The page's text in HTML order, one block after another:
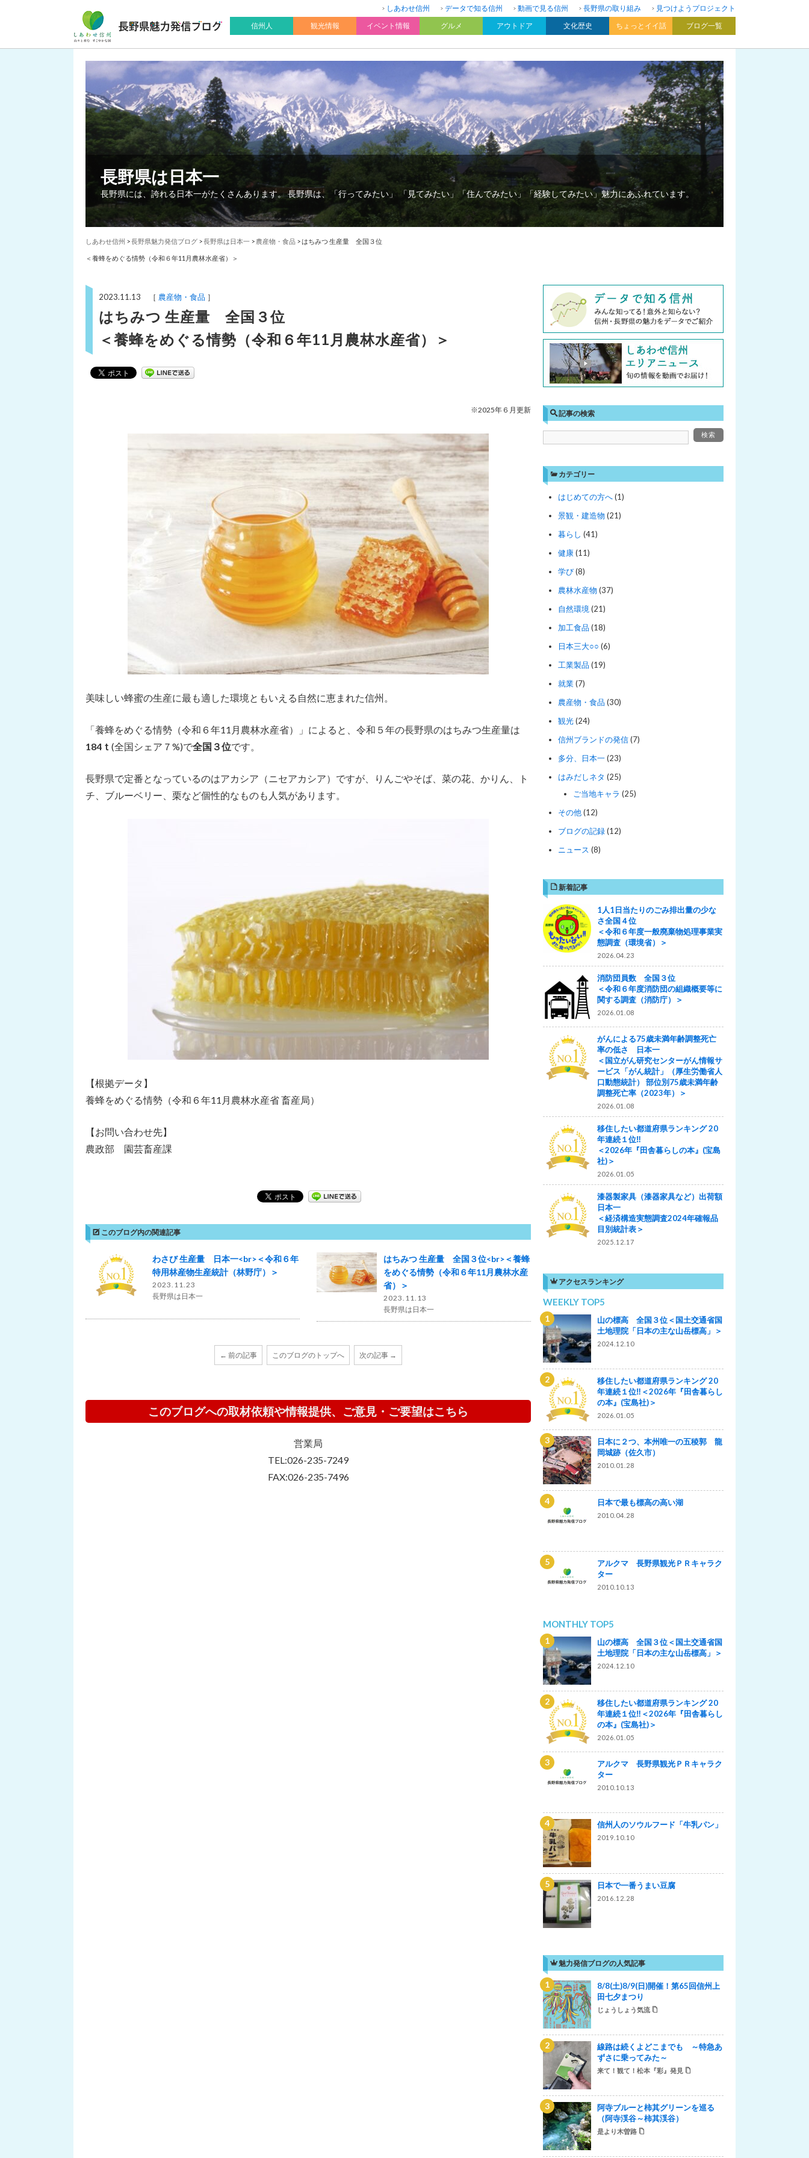
しあわせ信州 データで知る信州 動画で見る信州 長野県の取り組み
見つけようプロジェクト
信州人
観光情報 イベント情報 グルメ アウトドア 文化歴史 ちょっとイイ話 ブログ一覧
長野県は日本一
長野県には、誇れる日本一がたくさんあります。 長野県は、「行ってみたい」 「見てみたい」「住んでみたい」「経験してみたい」魅力にあふれています。
しあわせ信州 >長野県魅力発信ブログ >長野県は日本一 > 農産物・食品 >はちみつ 生産量 全国３位
＜養蜂をめぐる情勢（令和６年11月農林水産省）＞
2023.11.13 ［ 農産物・食品 ］
はちみつ 生産量 全国３位
＜養蜂をめぐる情勢（令和６年11月農林水産省）＞
※2025年６月更新
美味しい蜂蜜の生産に最も適した環境ともいえる自然に恵まれた信州。
「養蜂をめぐる情勢（令和６年11月農林水産省）」によると、令和５年の長野県のはちみつ生産量は
184ｔ (全国シェア７%)で全国３位です。
長野県で定番となっているのはアカシア（ニセアカシア）ですが、りんごやそば、菜の花、かりん、ト
チ、ブルーベリー、栗など個性的なものも人気があります。
【根拠データ】
養蜂をめぐる情勢（令和６年11月農林水産省 畜産局）
【お問い合わせ先】
農政部 園芸畜産課
このブログ内の関連記事
わさび 生産量 日本一<br>＜令和６年
特用林産物生産統計（林野庁）＞
2023.11.23
長野県は日本一
はちみつ 生産量 全国３位<br>＜養蜂
をめぐる情勢（令和６年11月農林水産
省）＞
2023.11.13
長野県は日本一
← 前の記事 このブログのトップへ 次の記事 →
このブログへの取材依頼や情報提供、ご意見・ご要望はこちら
営業局
TEL:026-235-7249
FAX:026-235-7496
記事の検索
カテゴリー
はじめての方へ(1)
景観・建造物 (21)
暮らし (41)
健康(11)
学び(8)
農林水産物 (37)
自然環境 (21)
加工食品 (18)
日本三大○○ (6)
工業製品 (19)
就業(7)
農産物・食品 (30)
観光(24)
信州ブランドの発信(7)
多分、日本一(23)
はみだしネタ (25)
ご当地キャラ (25)
その他(12)
ブログの記録(12)
ニュース (8)
新着記事
1人1日当たりのごみ排出量の少な
さ全国４位
＜令和６年度一般廃棄物処理事業実
態調査（環境省）＞
2026.04.23
消防団員数 全国３位
＜令和６年度消防団の組織概要等に
関する調査（消防庁）＞
2026.01.08
がんによる75歳未満年齢調整死亡
率の低さ 日本一
＜国立がん研究センターがん情報サ
ービス「がん統計」（厚生労働省人
口動態統計） 部位別75歳未満年齢
調整死亡率（2023年）＞
2026.01.08
移住したい都道府県ランキング 20
年連続１位‼
＜2026年『田舎暮らしの本』(宝島
社)＞
2026.01.05
漆器製家具（漆器家具など）出荷額
日本一
＜経済構造実態調査2024年確報品
目別統計表＞
2025.12.17
アクセスランキング
WEEKLY TOP5
山の標高 全国３位＜国土交通省国
土地理院「日本の主な山岳標高」＞
2024.12.10
移住したい都道府県ランキング 20
年連続１位‼＜2026年『田舎暮らし
の本』(宝島社)＞
2026.01.05
日本に２つ、本州唯一の五稜郭 龍
岡城跡（佐久市）
2010.01.28
日本で最も標高の高い湖
2010.04.28
アルクマ 長野県観光ＰＲキャラク
ター
2010.10.13
MONTHLY TOP5
山の標高 全国３位＜国土交通省国
土地理院「日本の主な山岳標高」＞
2024.12.10
移住したい都道府県ランキング 20
年連続１位‼＜2026年『田舎暮らし
の本』(宝島社)＞
2026.01.05
アルクマ 長野県観光ＰＲキャラク
ター
2010.10.13
信州人のソウルフード「牛乳パン」
2019.10.10
日本で一番うまい豆腐
2016.12.28
魅力発信ブログの人気記事
8/8(土)8/9(日)開催！第65回信州上
田七夕まつり
じょうしょう気流
線路は続くよどこまでも ～特急あ
ずさに乗ってみた～
来て！観て！松本『彩』発見
阿寺ブルーと柿其グリーンを巡る
（阿寺渓谷～柿其渓谷）
是より木曽路